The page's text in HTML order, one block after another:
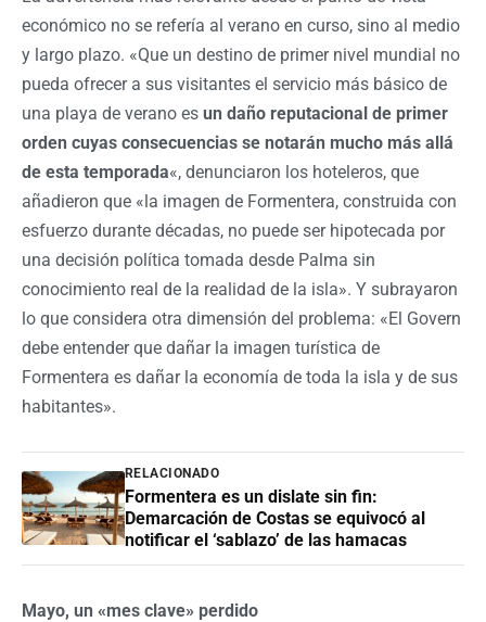
económico no se refería al verano en curso, sino al medio
y largo plazo. «Que un destino de primer nivel mundial no
pueda ofrecer a sus visitantes el servicio más básico de
una playa de verano es un daño reputacional de primer
orden cuyas consecuencias se notarán mucho más allá
de esta temporada«, denunciaron los hoteleros, que
añadieron que «la imagen de Formentera, construida con
esfuerzo durante décadas, no puede ser hipotecada por
una decisión política tomada desde Palma sin
conocimiento real de la realidad de la isla». Y subrayaron
lo que considera otra dimensión del problema: «El Govern
debe entender que dañar la imagen turística de
Formentera es dañar la economía de toda la isla y de sus
habitantes».
RELACIONADO
Formentera es un dislate sin fin:
Demarcación de Costas se equivocó al
notificar el ‘sablazo’ de las hamacas
Mayo, un «mes clave» perdido